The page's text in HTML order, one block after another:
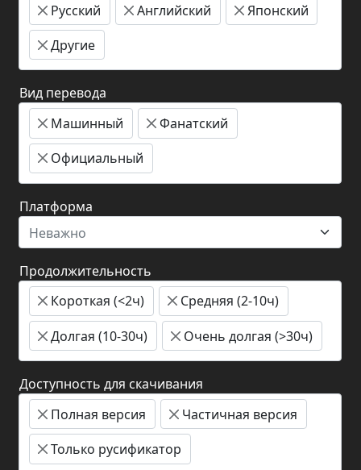
Русский
Английский
Японский
Другие
Вид перевода
Машинный
Фанатский
Официальный
Платформа
Неважно
Продолжительность
Короткая (<2ч)
Средняя (2-10ч)
Долгая (10-30ч)
Очень долгая (>30ч)
Доступность для скачивания
Полная версия
Частичная версия
Только русификатор